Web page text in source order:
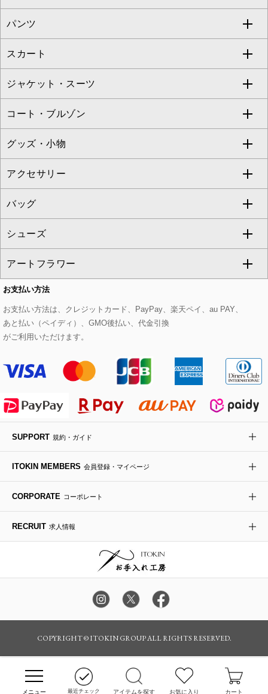
最近チェック
アイテムを探す お気に入り カート
S sybilla
Jocomomola
TARA JARMON
ZAPA
TONEA
al'aise modulation
GEORGES RECH
GIANNI LO GIUDICE
CHRISTIAN AUJARD
CHRISTIAN AUJARD Lサイズ
eur3
Maison de CINQ
MK MICHEL KLEIN BAG
HIROKO KOSHINO
re:edition project 165
BUYERS SELECT
カットソー・Tシャツ
ブラウス・シャツ
ニット・セーター
カーディガン
アンサンブルセット
ベスト・ジレ
パーカー
タンクトップ・キャミソール
スウェット・ジャージー
その他のトップス
すべてのワンピース・ドレス
ワンピース
ドレス
チュニック
ジャンパースカート
その他のワンピース・ドレス
パンツ
すべてのパンツ
フルレングスパンツ
クロップド・半端丈パンツ
ガウチョ・ワイドパンツ
ハーフ・ショート丈パンツ
サロペット・オールインワン
その他のパンツ
スカート
すべてのスカート
ロング・マキシ丈スカート
ひざ丈スカート
ミモレ丈スカート
ショート・ミニ丈スカート
その他のスカート
ジャケット・スーツ
すべてのジャケット・スーツ
テーラードジャケット
ノーカラージャケット
セットアップ
セットアップジャケット
セットアップパンツ
セットアップスカート
セットアップワンピース
コート・ブルゾン
すべてのコート・ブルゾン
トレンチコート
ピーコート
ダッフルコート
チェスターコート
モッズコート
ステンカラーコート
ライダースジャケット
デニムジャケット
ダウンジャケット・コート
その他のコート・ブルゾン
グッズ・小物
すべてのグッズ・小物
マスク
ストール・マフラー・スヌード
ベルト・サスペンダー
帽子
ヘアアクセサリー
ハンカチ・バンダナ
手袋
チャーム・ストラップ
傘・日傘
時計
その他のグッズ・小物
アクセサリー
すべてのアクセサリー
ネックレス
ピアス・イヤリング
ブレスレット・バングル
ブローチ・コサージュ
バッグ
すべてのバッグ
トートバッグ
ショルダーバッグ
ボストンバッグ
バックパック・リュック
ボディバッグ・メッセンジャーバッグ
トラベルバッグ
ビジネスバッグ
その他のバッグ
シューズ
すべてのシューズ
パンプス
スニーカー
フラットシューズ
ローファー
ドレスシューズ
サンダル・ミュール
その他のシューズ
アートフラワー
すべてのアートフラワー
ローズ
カサブランカ・カラー
ラナンキュラス
ポプリアレンジ＆フレグランス
その他のアートフラワー
お支払い方法
お支払い方法は、クレジットカード、PayPay、楽天ペイ、au PAY、
あと払い（ペイディ）、GMO後払い、代金引換
がご利用いただけます。
SUPPORT 規約・ガイド
ITOKIN MEMBERS 会員登録・マイページ
CORPORATE コーポレート
RECRUIT 求人情報
COPYRIGHT © ITOKIN GROUP ALL RIGHTS RESERVED.